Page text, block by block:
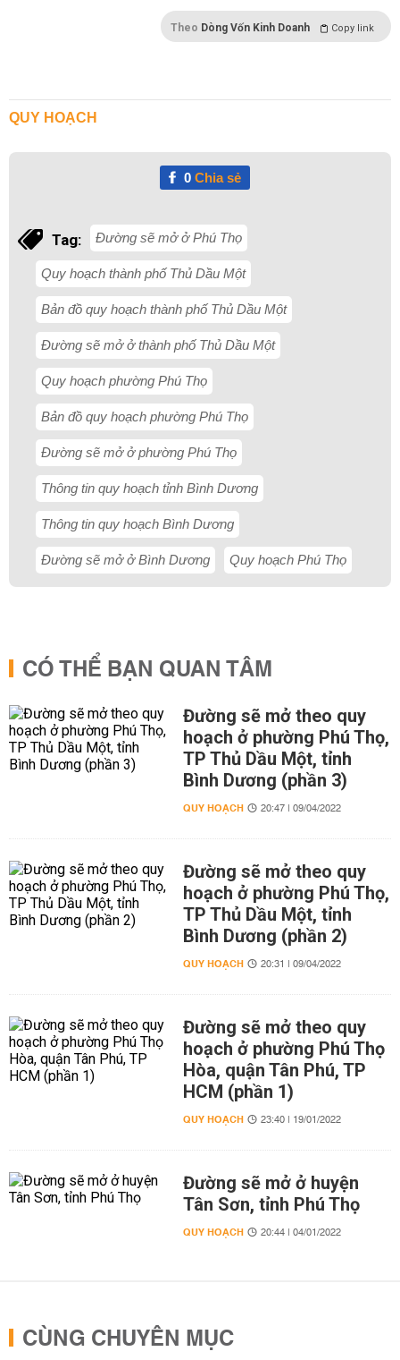
Theo Dòng Vốn Kinh Doanh Copy link
QUY HOẠCH
0Chia sẻ
Tag: Đường sẽ mở ở Phú Thọ
Quy hoạch thành phố Thủ Dầu Một
Bản đồ quy hoạch thành phố Thủ Dầu Một
Đường sẽ mở ở thành phố Thủ Dầu Một
Quy hoạch phường Phú Thọ
Bản đồ quy hoạch phường Phú Thọ
Đường sẽ mở ở phường Phú Thọ
Thông tin quy hoạch tỉnh Bình Dương
Thông tin quy hoạch Bình Dương
Đường sẽ mở ở Bình Dương Quy hoạch Phú Thọ
CÓ THỂ BẠN QUAN TÂM
Đường sẽ mở theo quy
hoạch ở phường Phú Thọ,
TP Thủ Dầu Một, tỉnh
Bình Dương (phần 3)
QUY HOẠCH 20:47 | 09/04/2022
Đường sẽ mở theo quy
hoạch ở phường Phú Thọ,
TP Thủ Dầu Một, tỉnh
Bình Dương (phần 2)
QUY HOẠCH 20:31 | 09/04/2022
Đường sẽ mở theo quy
hoạch ở phường Phú Thọ
Hòa, quận Tân Phú, TP
HCM (phần 1)
QUY HOẠCH 23:40 | 19/01/2022
Đường sẽ mở ở huyện
Tân Sơn, tỉnh Phú Thọ
QUY HOẠCH 20:44 | 04/01/2022
CÙNG CHUYÊN MỤC